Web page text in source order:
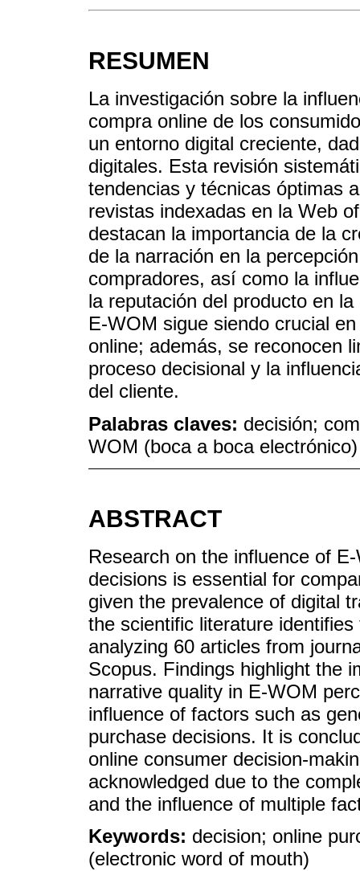
RESUMEN
La investigación sobre la
compra online de los
un entorno digital creciente,
digitales. Esta revisión
tendencias y técnicas óptimas
revistas indexadas en la Web
destacan la importancia de la
de la narración en la
compradores, así como la
la reputación del producto en
E-WOM sigue siendo crucial
online; además, se reconocen
proceso decisional y la
del cliente.
Palabras claves: decisión;
WOM (boca a boca electrónico)
ABSTRACT
Research on the influence of
decisions is essential for
given the prevalence of digital
the scientific literature
analyzing 60 articles from
Scopus. Findings highlight the
narrative quality in E-WOM
influence of factors such as
purchase decisions. It is
online consumer decision-
acknowledged due to the
and the influence of multiple
Keywords: decision; online
(electronic word of mouth)